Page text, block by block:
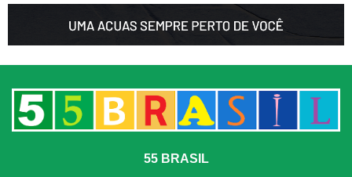
55 BRASIL